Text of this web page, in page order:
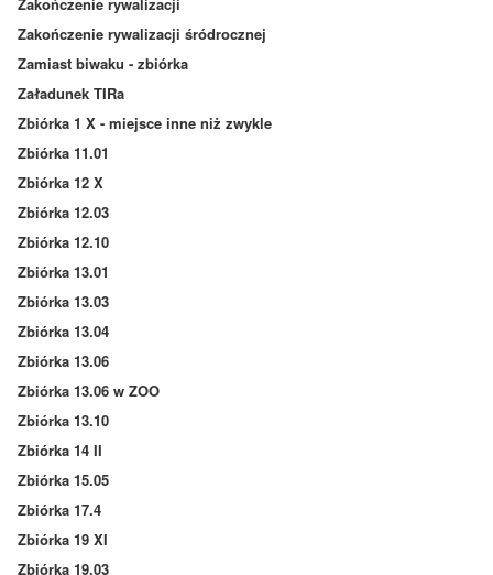
Zakończenie rywalizacji śródrocznej
Zamiast biwaku - zbiórka
Załadunek TIRa
Zbiórka 1 X - miejsce inne niż zwykle
Zbiórka 11.01
Zbiórka 12 X
Zbiórka 12.03
Zbiórka 12.10
Zbiórka 13.01
Zbiórka 13.03
Zbiórka 13.04
Zbiórka 13.06
Zbiórka 13.06 w ZOO
Zbiórka 13.10
Zbiórka 14 II
Zbiórka 15.05
Zbiórka 17.4
Zbiórka 19 XI
Zbiórka 19.03